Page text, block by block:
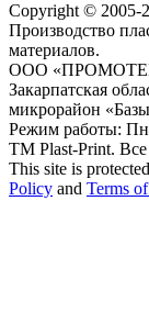
Copyright © 2005-
Производство
материалов.
ООО
Закарпатская
микрорайон
Режим работы:
ТМ Plast-Print.
This site is
Policy and Terms